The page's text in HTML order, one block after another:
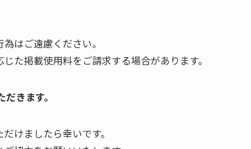
はご遠慮ください。
た掲載使用料をご請求する場合があります。
きます。
けましたら幸いです。